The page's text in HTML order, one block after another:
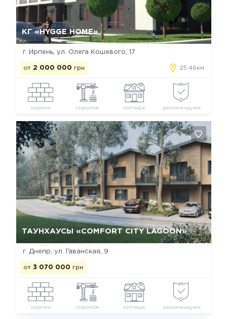
КГ «HYGGE HOME»
г. Ирпень, ул. Олега Кошевого, 17
от 2 000 000 грн 25.46км
кирпич строится коттедж рекомендуем
Да, удалить Отмена
ТАУНХАУСЫ «COMFORT CITY LAGOON»
г. Днепр, ул. Гаванская, 9
от 3 070 000 грн
кирпич строится коттедж рекомендуем
Да, удалить